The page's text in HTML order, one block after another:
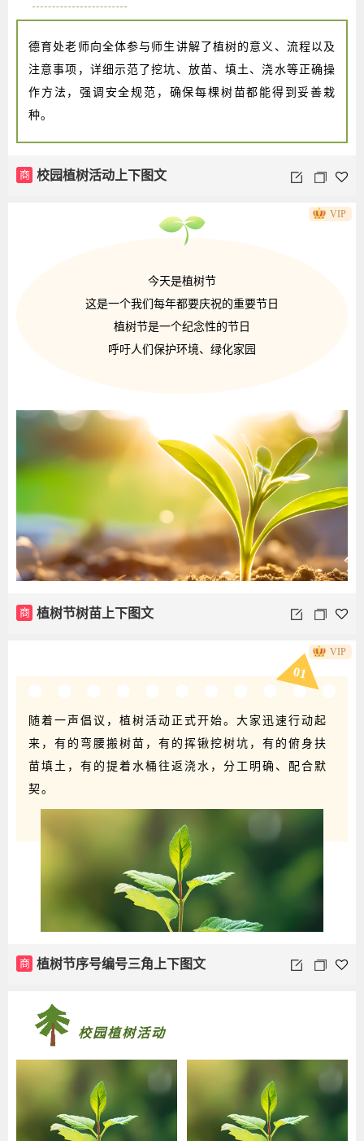
德育处老师向全体参与师生讲解了植树的意义、流程以及
注意事项，详细示范了挖坑、放苗、填土、浇水等正确操
作方法，强调安全规范，确保每棵树苗都能得到妥善栽
种。
商 校园植树活动上下图文
今天是植树节
这是一个我们每年都要庆祝的重要节日
植树节是一个纪念性的节日
呼吁人们保护环境、绿化家园
商 植树节树苗上下图文
VIP
01
随着一声倡议，植树活动正式开始。大家迅速行动起
来，有的弯腰搬树苗，有的挥锹挖树坑，有的俯身扶
苗填土，有的提着水桶往返浇水，分工明确、配合默
契。
商 植树节序号编号三角上下图文
VIP
校园植树活动